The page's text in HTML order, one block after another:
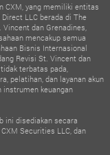
CXM, yang memiliki entitas
LLC berada di The
dan Grenadines,
mencakup semua
Bisnis Internasional
Revisi St. Vincent dan
terbatas pada,
pelatihan, dan layanan akun
instrumen keuangan
ini disediakan secara
Securities LLC, dan